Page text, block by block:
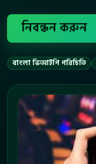
নিবন্ধন করুন
বাংলা ভিআইপি পরিচিতি